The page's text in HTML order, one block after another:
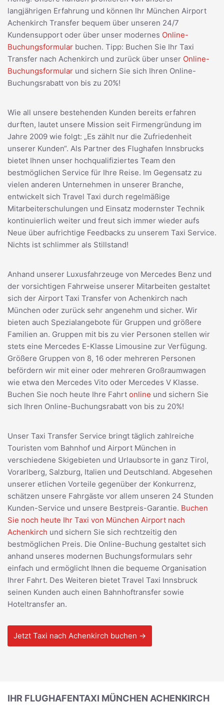
langjährigen Erfahrung und können Ihr München Airport
Achenkirch Transfer bequem über unseren 24/7
Kundensupport oder über unser modernes Online-
Buchungsformular buchen. Tipp: Buchen Sie Ihr Taxi
Transfer nach Achenkirch und zurück über unser Online-
Buchungsformular und sichern Sie sich Ihren Online-
Buchungsrabatt von bis zu 20%!
Wie all unsere bestehenden Kunden bereits erfahren
durften, lautet unsere Mission seit Firmengründung im
Jahre 2009 wie folgt: „Es zählt nur die Zufriedenheit
unserer Kunden“. Als Partner des Flughafen Innsbrucks
bietet Ihnen unser hochqualifiziertes Team den
bestmöglichen Service für Ihre Reise. Im Gegensatz zu
vielen anderen Unternehmen in unserer Branche,
entwickelt sich Travel Taxi durch regelmäßige
Mitarbeiterschulungen und Einsatz modernster Technik
kontinuierlich weiter und freut sich immer wieder aufs
Neue über aufrichtige Feedbacks zu unserem Taxi Service.
Nichts ist schlimmer als Stillstand!
Anhand unserer Luxusfahrzeuge von Mercedes Benz und
der vorsichtigen Fahrweise unserer Mitarbeiten gestaltet
sich der Airport Taxi Transfer von Achenkirch nach
München oder zurück sehr angenehm und sicher. Wir
bieten auch Spezialangebote für Gruppen und größere
Familien an. Gruppen mit bis zu vier Personen stellen wir
stets eine Mercedes E-Klasse Limousine zur Verfügung.
Größere Gruppen von 8, 16 oder mehreren Personen
befördern wir mit einer oder mehreren Großraumwagen
wie etwa den Mercedes Vito oder Mercedes V Klasse.
Buchen Sie noch heute Ihre Fahrt online und sichern Sie
sich Ihren Online-Buchungsrabatt von bis zu 20%!
Unser Taxi Transfer Service bringt täglich zahlreiche
Touristen vom Bahnhof und Airport München in
verschiedene Skigebieten und Urlaubsorte in ganz Tirol,
Vorarlberg, Salzburg, Italien und Deutschland. Abgesehen
unserer etlichen Vorteile gegenüber der Konkurrenz,
schätzen unsere Fahrgäste vor allem unseren 24 Stunden
Kunden-Service und unsere Bestpreis-Garantie. Buchen
Sie noch heute Ihr Taxi von München Airport nach
Achenkirch und sichern Sie sich rechtzeitig den
bestmöglichen Preis. Die Online-Buchung gestaltet sich
anhand unseres modernen Buchungsformulars sehr
einfach und ermöglicht Ihnen die bequeme Organisation
Ihrer Fahrt. Des Weiteren bietet Travel Taxi Innsbruck
seinen Kunden auch einen Bahnhoftransfer sowie
Hoteltransfer an.
Jetzt Taxi nach Achenkirch buchen →
IHR FLUGHAFENTAXI MÜNCHEN ACHENKIRCH